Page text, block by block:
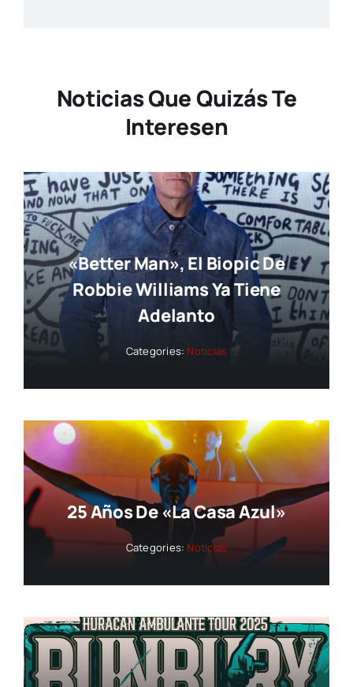
Noticias Que Quizás Te
Interesen
«Better Man», El Biopic De
Robbie Williams Ya Tiene
Adelanto
Categories: Noticias
25 Años De «La Casa Azul»
Categories: Noticias